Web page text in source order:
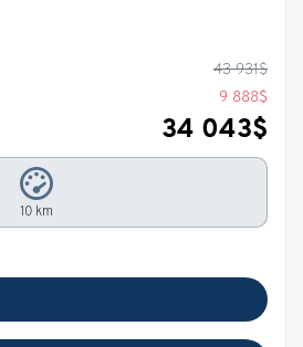
43 931$
9 888$
34 043$
10 km